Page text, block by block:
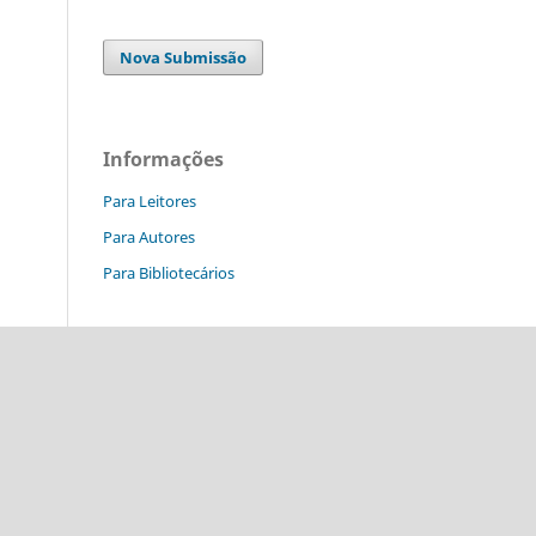
Nova Submissão
Informações
Para Leitores
Para Autores
Para Bibliotecários